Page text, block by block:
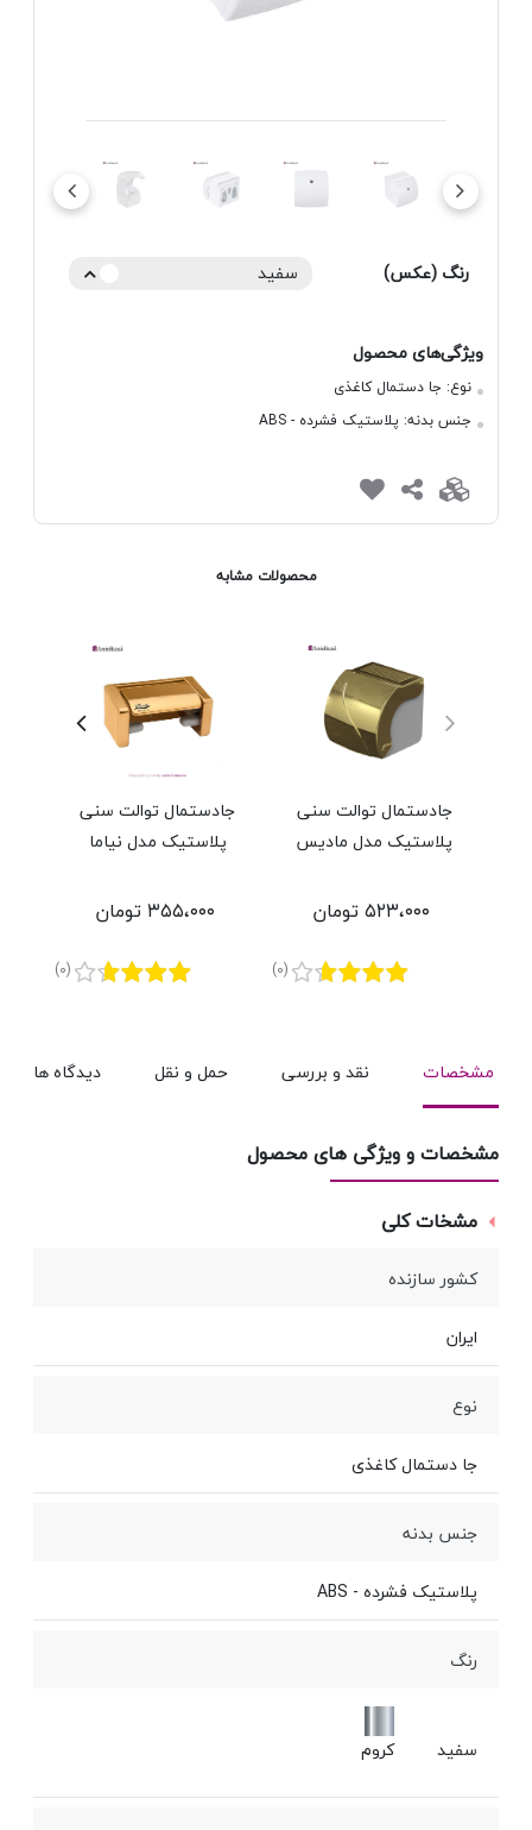
رنگ (عکس) سفید
ویژگی‌های محصول
نوع: جا دستمال کاغذی
جنس بدنه: پلاستیک فشرده - ABS
محصولات مشابه
جادستمال توالت سنی
پلاستیک مدل مادیس
۵۲۳،۰۰۰ تومان
(0)
جادستمال توالت سنی
پلاستیک مدل نیاما
۳۵۵،۰۰۰ تومان
(0)
مشخصات نقد و بررسی حمل و نقل دیدگاه ها
مشخصات و ویژگی های محصول
مشخات کلی
کشور سازنده
ایران
نوع
جا دستمال کاغذی
جنس بدنه
پلاستیک فشرده - ABS
رنگ
سفید کروم